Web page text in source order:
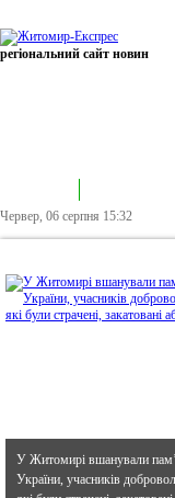
регіональний сайт новин
Червер, 06 серпня 15:32
У Житомирі вшанували
України, учасників